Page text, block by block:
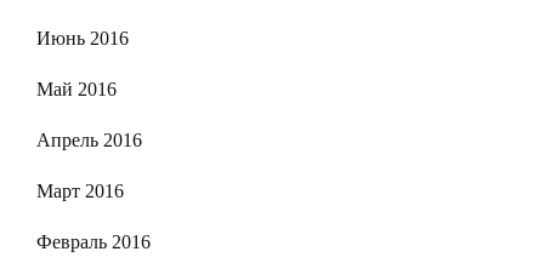
Июнь 2016
Май 2016
Апрель 2016
Март 2016
Февраль 2016